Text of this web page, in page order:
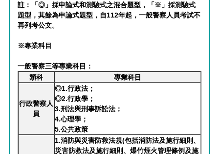
註：「◎」採申論式和測驗式之混合題型，「※」採測驗式
題型，其餘為申論式題型，自112年起，一般警察人員考試不
再列考公文。
※專業科目
一般警察三等專業科目：
類科
專業科目
行政警察人
員
◎1.行政法；
◎2.行政學；
3.刑法與刑事訴訟法；
4.心理學；
5.公共政策
1.消防與災害防救法規(包括消防法及施行細則、
災害防救法及施行細則、爆竹煙火管理條例及施